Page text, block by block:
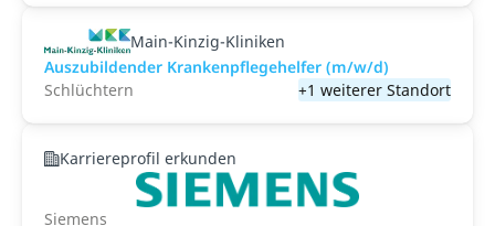
Main-Kinzig-Kliniken
Auszubildender Krankenpflegehelfer (m/w/d)
Schlüchtern
+1 weiterer Standort
Karriereprofil erkunden
Siemens